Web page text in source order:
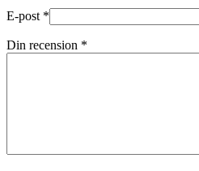
E-post *
Din recension *